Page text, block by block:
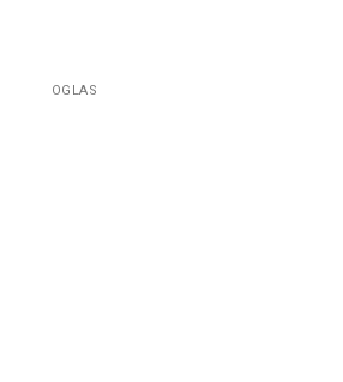
OGLAS